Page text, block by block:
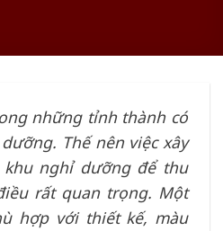
những tỉnh thành có
Thế nên việc xây
nghỉ dưỡng để thu
rất quan trọng. Một
hợp với thiết kế, màu